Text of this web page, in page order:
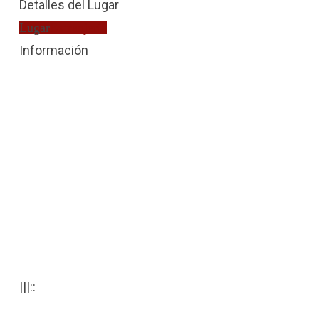
Detalles del Lugar
LugarExtranjería
Información
|||::